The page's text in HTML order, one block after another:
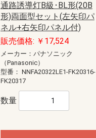
通路誘導灯B級･BL形(20B
形)両面型セット(左矢印パ
ネル+右矢印パネル付)
販売価格: ￥17,524
メーカー：パナソニック
（Panasonic）
型番： NNFA20322LE1-FK20316-
FK20317
数量